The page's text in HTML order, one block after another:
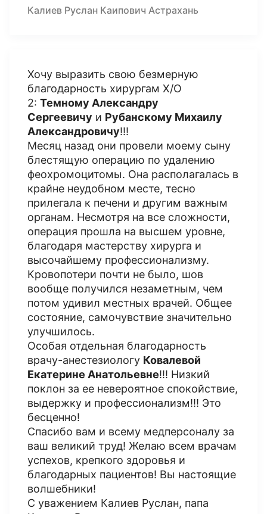
Калиев Руслан Каипович Астрахань
Хочу выразить свою безмерную
благодарность хирургам Х/О
2: Темному Александру
Сергеевичу и Рубанскому Михаилу
Александровичу!!!
Месяц назад они провели моему сыну
блестящую операцию по удалению
феохромоцитомы. Она располагалась в
крайне неудобном месте, тесно
прилегала к печени и другим важным
органам. Несмотря на все сложности,
операция прошла на высшем уровне,
благодаря мастерству хирурга и
высочайшему профессионализму.
Кровопотери почти не было, шов
вообще получился незаметным, чем
потом удивил местных врачей. Общее
состояние, самочувствие значительно
улучшилось.
Особая отдельная благодарность
врачу-анестезиологу Ковалевой
Екатерине Анатольевне!!! Низкий
поклон за ее невероятное спокойствие,
выдержку и профессионализм!!! Это
бесценно!
Спасибо вам и всему медперсоналу за
ваш великий труд! Желаю всем врачам
успехов, крепкого здоровья и
благодарных пациентов! Вы настоящие
волшебники!
С уважением Калиев Руслан, папа